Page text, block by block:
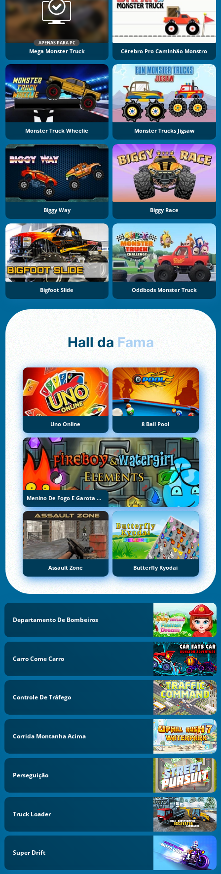
APENAS PARA PC
Mega Monster Truck Cérebro Pro Caminhão Monstro
Monster Truck Wheelie Monster Trucks Jigsaw
Biggy Way Biggy Race
Bigfoot Slide Oddbods Monster Truck
Hall da Fama
Uno Online 8 Ball Pool
Menino De Fogo E Garota De Água 5: Elementos
Assault Zone Butterfly Kyodai
Departamento De Bombeiros
Carro Come Carro
Controle De Tráfego
Corrida Montanha Acima
Perseguição
Truck Loader
Super Drift